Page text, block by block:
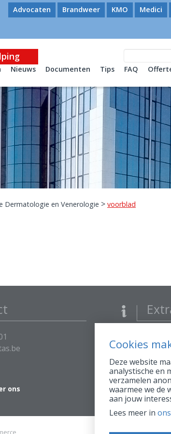
Advocaten Brandweer KMO Medici
Nieuws Documenten Tips FAQ
Dermatologie en Venerologie > voorblad
ons
RPR
Maak
Cookies
Deze website
analystische en
verzamelen
waarmee we de
aan jouw
Lees meer in